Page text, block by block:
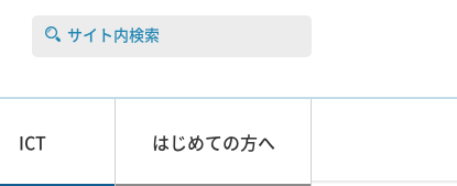
サイト内検索
ICT はじめての方へ